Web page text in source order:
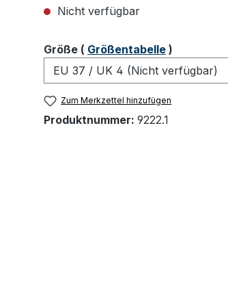
Nicht verfügbar
Größeauswählen
( Größentabelle )
Zum Merkzettel hinzufügen
Produktnummer: 9222.1